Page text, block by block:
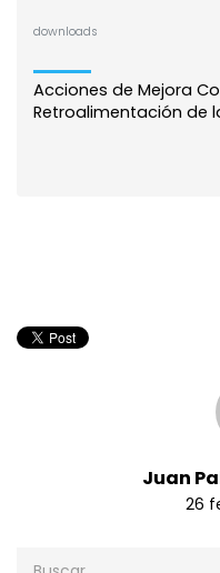
downloads
Acciones de Mejora
Retroalimentación de
Juan
26